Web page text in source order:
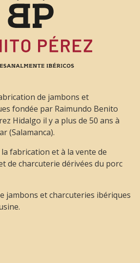
de jambons et
fondée par Raimundo Benito
Hidalgo il y a plus de 50 ans à
(Salamanca).
fabrication et à la vente de
de charcuterie dérivées du porc
jambons et charcuteries ibériques